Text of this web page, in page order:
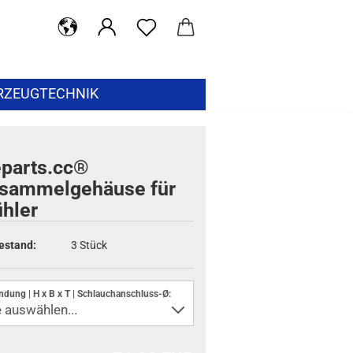
für
3 Stück
| H x B x T | Schlauchanschluss-Ø: